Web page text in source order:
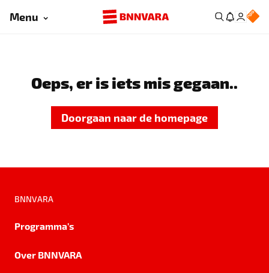
Menu
Oeps, er is iets mis gegaan..
Doorgaan naar de homepage
BNNVARA
Programma's
Over BNNVARA